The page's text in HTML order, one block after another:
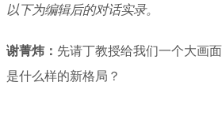
以下为编辑后的对话实录。
谢菁炜： 先请丁教授给我们一个大画
是什么样的新格局？